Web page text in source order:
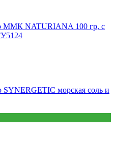
ММК NATURIANA 100 гр, с